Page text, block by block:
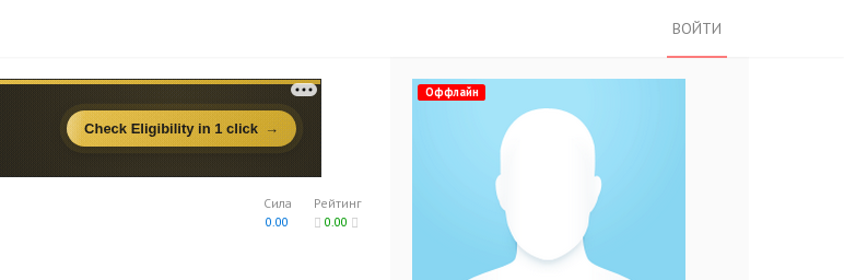
ВОЙТИ
Рейтинг
0.00
Сила
0.00
Оффлайн